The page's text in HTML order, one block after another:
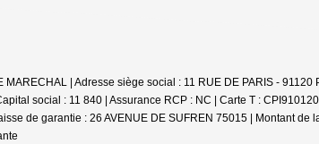
| Adresse siège social : 11 RUE DE PARIS -
social : 11 840 | Assurance RCP : NC | Carte T :
de garantie : 26 AVENUE DE SUFREN 75015 | Montant